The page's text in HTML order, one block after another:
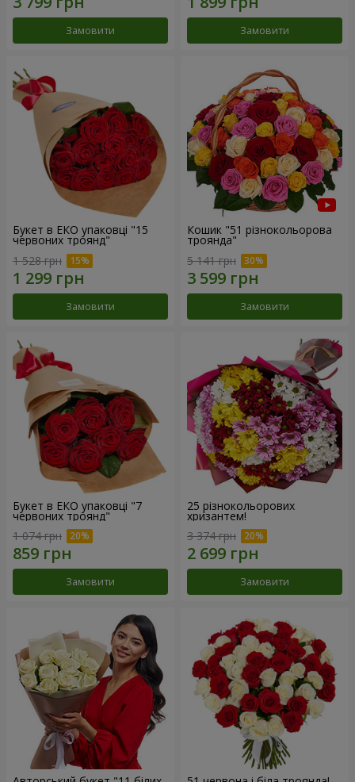
Замовити Замовити
Букет в ЕКО упаковці "15
червоних троянд"
1 528 грн
Замовити
Кошик "51 різнокольорова
троянда"
5 141 грн
Замовити
Букет в ЕКО упаковці "7
червоних троянд"
1 074 грн
Замовити
25 різнокольорових
хризантем!
3 374 грн
Замовити